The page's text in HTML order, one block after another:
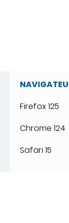
Firefox 125
Chrome 124
Safari 15